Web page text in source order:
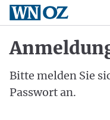
Bitte melden Sie
Passwort an.